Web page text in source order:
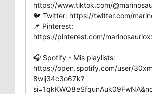
https://www.tiktok.com/
🐦 Twitter: https://twitter.com/
📌 Pinterest:
https://pinterest.com/
🎧 Spotify - Mis playlists:
https://open.spotify.com/user/
8wlj34c3o67k?